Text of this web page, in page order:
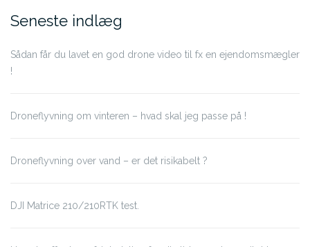
Seneste indlæg
Sådan får du lavet en god drone video til fx en ejendomsmægler
!
Droneflyvning om vinteren – hvad skal jeg passe på !
Droneflyvning over vand – er det risikabelt ?
DJI Matrice 210/210RTK test.